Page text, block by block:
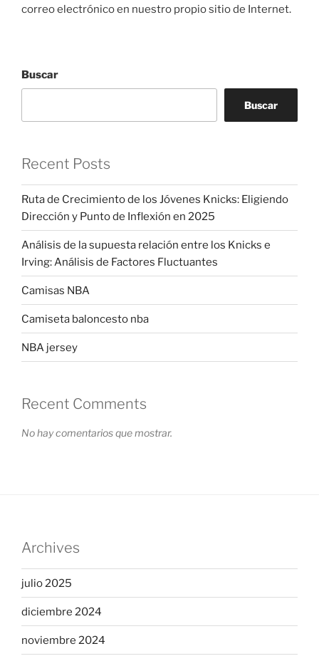
correo electrónico en nuestro propio sitio de Internet.
Buscar
Buscar
Recent Posts
Ruta de Crecimiento de los Jóvenes Knicks: Eligiendo
Dirección y Punto de Inflexión en 2025
Análisis de la supuesta relación entre los Knicks e
Irving: Análisis de Factores Fluctuantes
Camisas NBA
Camiseta baloncesto nba
NBA jersey
Recent Comments
No hay comentarios que mostrar.
Archives
julio 2025
diciembre 2024
noviembre 2024